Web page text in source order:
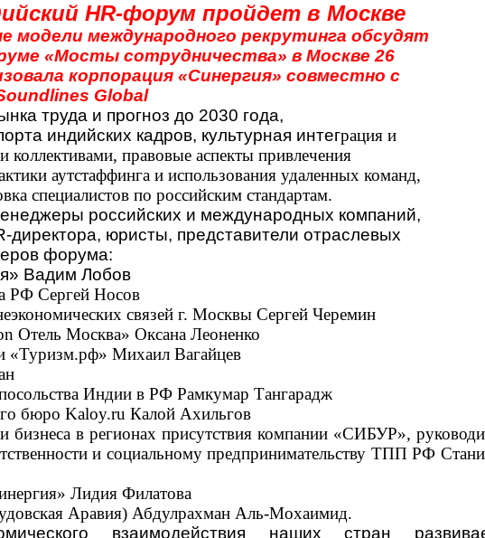
HR-форум пройдет в Москве
модели международного рекрутинга обсудят
«Мосты сотрудничества» в Москве 26
корпорация «Синергия» совместно с
Global
труда и прогноз до 2030 года,
индийских кадров, культурная интеграция и
правовые аспекты привлечения
аутстаффинга и использования удаленных команд,
специалистов по российским стандартам.
российских и международных компаний,
директора, юристы, представители отраслевых
форума:
Вадим Лобов
РФ Сергей Носов
связей г. Москвы Сергей Черемин
Отель Москва» Оксана Леоненко
«Туризм.рф» Михаил Вагайцев
Индии в РФ Рамкумар Тангарадж
бюро Kaloy.ru Калой Ахильгов
бизнеса в регионах присутствия компании «СИБУР»,
и социальному предпринимательству ТПП РФ
Лидия Филатова
Аравия) Абдулрахман Аль-Мохаимид.
взаимодействия наших стран